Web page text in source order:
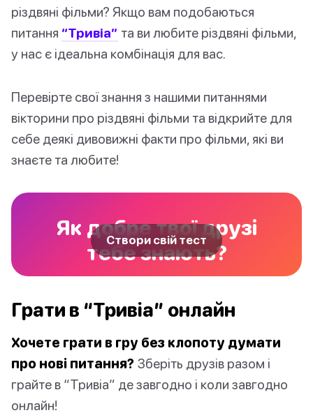
різдвяні фільми? Якщо вам подобаються
питання “Тривіа” та ви любите різдвяні фільми,
у нас є ідеальна комбінація для вас.
Перевірте свої знання з нашими питаннями
вікторини про різдвяні фільми та відкрийте для
себе деякі дивовижні факти про фільми, які ви
знаєте та любите!
Як добре твої друзі
тебе знають?
Створи свій тест
Грати в “Тривіа” онлайн
Хочете грати в гру без клопоту думати
про нові питання? Зберіть друзів разом і
грайте в “Тривіа” де завгодно і коли завгодно
онлайн!